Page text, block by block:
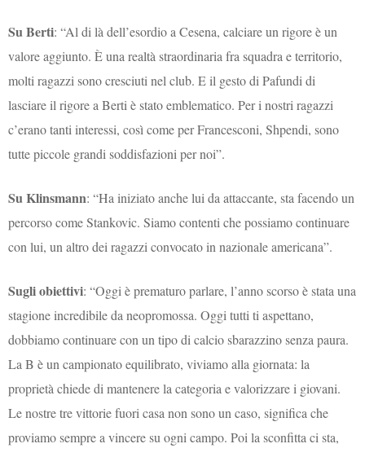
Su Berti: “Al di là dell’esordio a Cesena, calciare un rigore è un
valore aggiunto. È una realtà straordinaria fra squadra e territorio,
molti ragazzi sono cresciuti nel club. E il gesto di Pafundi di
lasciare il rigore a Berti è stato emblematico. Per i nostri ragazzi
c’erano tanti interessi, così come per Francesconi, Shpendi, sono
tutte piccole grandi soddisfazioni per noi”.
Su Klinsmann: “Ha iniziato anche lui da attaccante, sta facendo un
percorso come Stankovic. Siamo contenti che possiamo continuare
con lui, un altro dei ragazzi convocato in nazionale americana”.
Sugli obiettivi: “Oggi è prematuro parlare, l’anno scorso è stata una
stagione incredibile da neopromossa. Oggi tutti ti aspettano,
dobbiamo continuare con un tipo di calcio sbarazzino senza paura.
La B è un campionato equilibrato, viviamo alla giornata: la
proprietà chiede di mantenere la categoria e valorizzare i giovani.
Le nostre tre vittorie fuori casa non sono un caso, significa che
proviamo sempre a vincere su ogni campo. Poi la sconfitta ci sta,